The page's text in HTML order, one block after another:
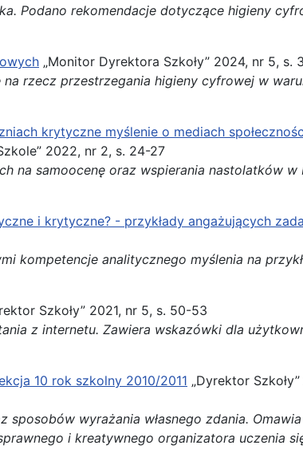
Podano rekomendacje dotyczące higieny
„Monitor Dyrektora Szkoły” 2024, nr 5, s.
rzecz przestrzegania higieny cyfrowej w
krytyczne myślenie o mediach
2022, nr 2, s. 24-27
na samoocenę oraz wspierania nastolatków
i krytyczne? - przykłady angażujących
kompetencje analitycznego myślenia na
Szkoły” 2021, nr 5, s. 50-53
z internetu. Zawiera wskazówki dla
10 rok szkolny 2010/2011 „Dyrektor
sposobów wyrażania własnego zdania. Omawia
i kreatywnego organizatora uczenia